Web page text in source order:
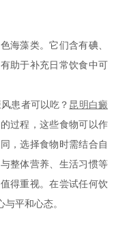
藻类。它们含有碘、
助于补充日常饮食中可
患者可以吃？ 昆明白癜
过程，这些食物可以作
，选择食物时需结合自
整体营养、生活习惯等
得重视。在尝试任何饮
平和心态。